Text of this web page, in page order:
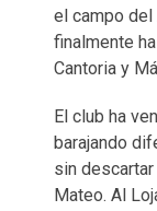
el campo
finalmente
Cantoria y
El club ha
barajando
sin
Mateo. Al